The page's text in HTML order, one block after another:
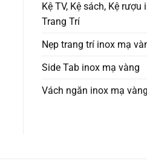
Kệ TV, Kệ sách, Kệ rượu
Trang Trí
Nẹp trang trí inox mạ
Side Tab inox mạ vàng
Vách ngăn inox mạ vàng